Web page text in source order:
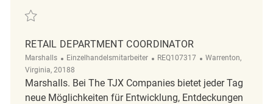
Retten Retail Department Coordinator REQ137658
RETAIL DEPARTMENT COORDINATOR
Marshalls Kategorie
Einzelhandelsmitarbeiter ReqId
REQ107317 Ort
Warrenton,
Virginia, 20188
Marshalls. Bei The TJX Companies bietet jeder Tag
neue Möglichkeiten für Entwicklung, Entdeckungen